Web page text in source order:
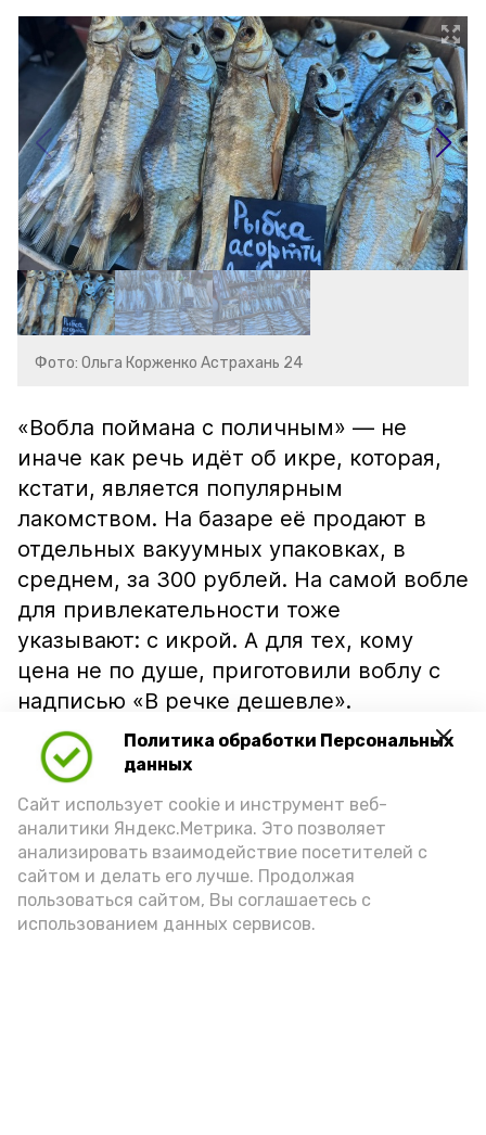
Политика обработки Персональных
данных
Сайт использует cookie и инструмент веб-
аналитики Яндекс.Метрика. Это позволяет
анализировать взаимодействие посетителей с
сайтом и делать его лучше. Продолжая
пользоваться сайтом, Вы соглашаетесь с
использованием данных сервисов.
Фото: Ольга Корженко Астрахань 24
«Вобла поймана с поличным» — не
иначе как речь идёт об икре, которая,
кстати, является популярным
лакомством. На базаре её продают в
отдельных вакуумных упаковках, в
среднем, за 300 рублей. На самой вобле
для привлекательности тоже
указывают: с икрой. А для тех, кому
цена не по душе, приготовили воблу с
надписью «В речке дешевле».